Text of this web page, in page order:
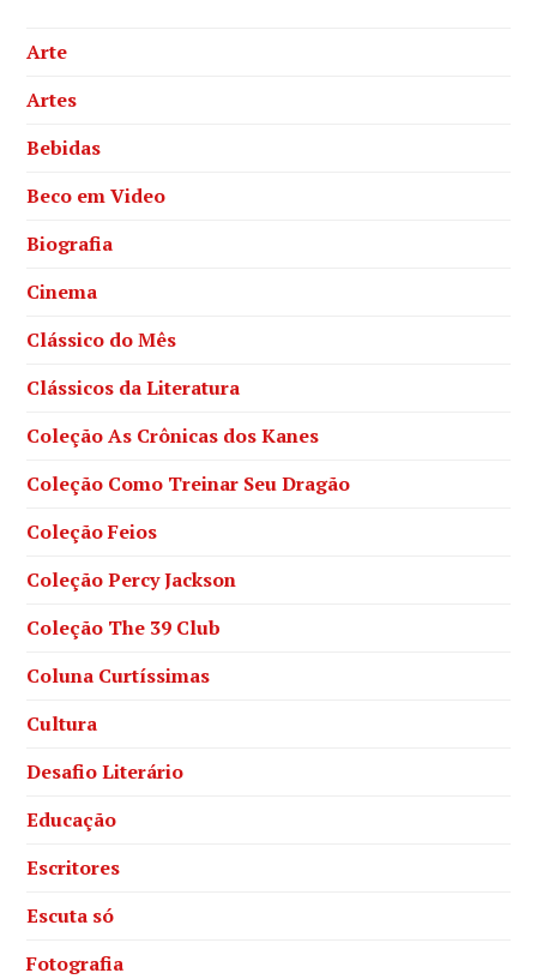
Arte
Artes
Bebidas
Beco em Video
Biografia
Cinema
Clássico do Mês
Clássicos da Literatura
Coleção As Crônicas dos Kanes
Coleção Como Treinar Seu Dragão
Coleção Feios
Coleção Percy Jackson
Coleção The 39 Club
Coluna Curtíssimas
Cultura
Desafio Literário
Educação
Escritores
Escuta só
Fotografia